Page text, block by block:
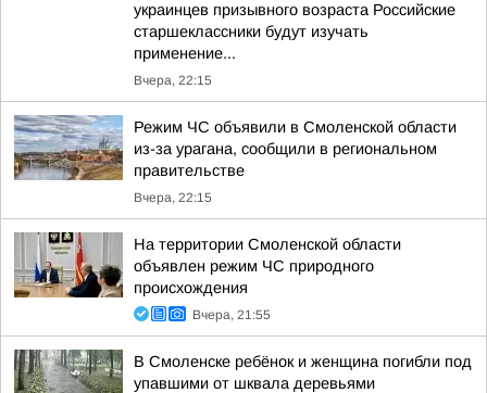
украинцев призывного возраста Российские
старшеклассники будут изучать
применение...
Вчера, 22:15
Режим ЧС объявили в Смоленской области
из-за урагана, сообщили в региональном
правительстве
Вчера, 22:15
На территории Смоленской области
объявлен режим ЧС природного
происхождения
Вчера, 21:55
В Смоленске ребёнок и женщина погибли под
упавшими от шквала деревьями